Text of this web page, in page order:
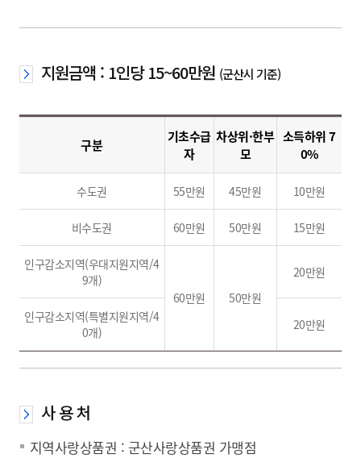
지원금액 : 1인당 15~60만원 (군산시 기준)
구분
기초수급
자
차상위·한부
모
소득하위 7
0%
수도권 55만원 45만원 10만원
비수도권 60만원 50만원 15만원
인구감소지역(우대지원지역/4
9개)
60만원
50만원
20만원
인구감소지역(특별지원지역/4
0개)
20만원
사 용 처
지역사랑상품권 : 군산사랑상품권 가맹점